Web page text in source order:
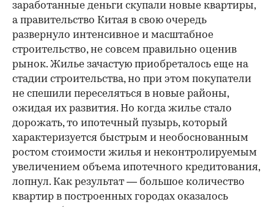
заработанные деньги скупали новые квартиры,
а правительство Китая в свою очередь
развернуло интенсивное и масштабное
строительство, не совсем правильно оценив
рынок. Жилье зачастую приобреталось еще на
стадии строительства, но при этом покупатели
не спешили переселяться в новые районы,
ожидая их развития. Но когда жилье стало
дорожать, то ипотечный пузырь, который
характеризуется быстрым и необоснованным
ростом стоимости жилья и неконтролируемым
увеличением объема ипотечного кредитования,
лопнул. Как результат — большое количество
квартир в построенных городах оказалось